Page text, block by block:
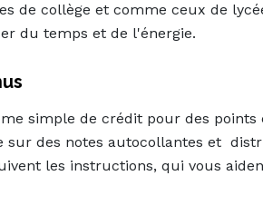
de collège et comme ceux de
du temps et de l'énergie.
simple de crédit pour des
sur des notes autocollantes et
les instructions, qui vous